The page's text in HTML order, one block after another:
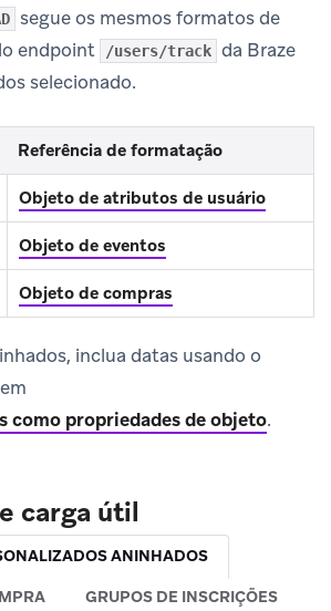
segue os mesmos formatos de
endpoint
/users/track da Braze
selecionado.
Referência de formatação
Objeto de atributos de usuário
Objeto de eventos
Objeto de compras
inclua datas usando o
como propriedades de objeto.
carga útil
ANINHADOS
GRUPOS DE INSCRIÇÕES